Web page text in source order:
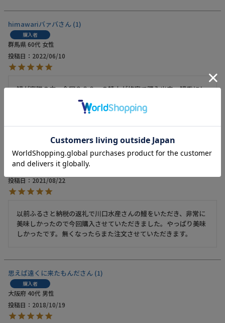
himawariバァバ 1
購入者
群馬県60代 女性
投稿日
2022/06/10
鰻が高騰の中、今回２００ｇの特大が格安で購入出来、鰻重にし
て食べるのが楽しみです。
nob 2
購入者
大阪府
投稿日
2021/08/22
以前ふるさと納税の返礼で川口水産さんの鰻をいただき、非常に
美味しかったので今回購入させていただきました。やっぱり美味
しかったです。無くなったらまた注文させていただきます。
思えば遠くに来たもんだ 1
購入者
大阪府40代 男性
投稿日
2018/10/19